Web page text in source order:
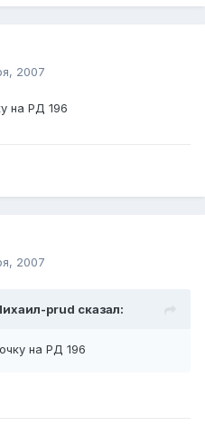
2007
на РД 196
2007
prud сказал:
на РД 196